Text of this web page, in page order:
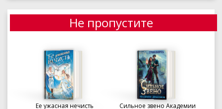
Не пропустите
Ее ужасная нечисть Сильное звено Академии